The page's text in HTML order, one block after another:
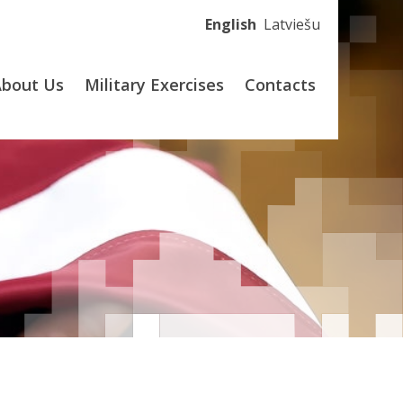
English Latviešu
Us Military Exercises Contacts